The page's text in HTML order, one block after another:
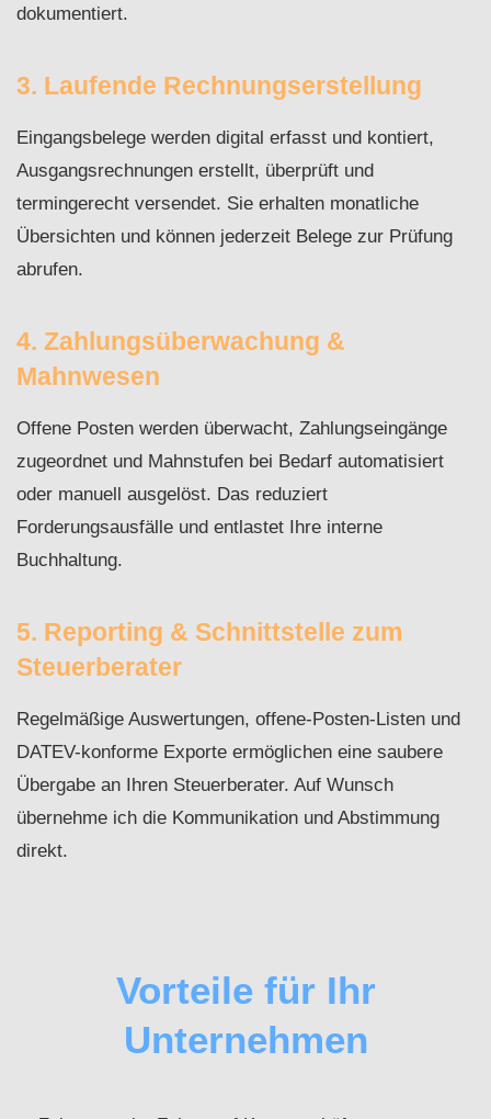
dokumentiert.
3. Laufende Rechnungserstellung
Eingangsbelege werden digital erfasst und kontiert,
Ausgangsrechnungen erstellt, überprüft und
termingerecht versendet. Sie erhalten monatliche
Übersichten und können jederzeit Belege zur Prüfung
abrufen.
4. Zahlungsüberwachung &
Mahnwesen
Offene Posten werden überwacht, Zahlungseingänge
zugeordnet und Mahnstufen bei Bedarf automatisiert
oder manuell ausgelöst. Das reduziert
Forderungsausfälle und entlastet Ihre interne
Buchhaltung.
5. Reporting & Schnittstelle zum
Steuerberater
Regelmäßige Auswertungen, offene-Posten-Listen und
DATEV-konforme Exporte ermöglichen eine saubere
Übergabe an Ihren Steuerberater. Auf Wunsch
übernehme ich die Kommunikation und Abstimmung
direkt.
Vorteile für Ihr
Unternehmen